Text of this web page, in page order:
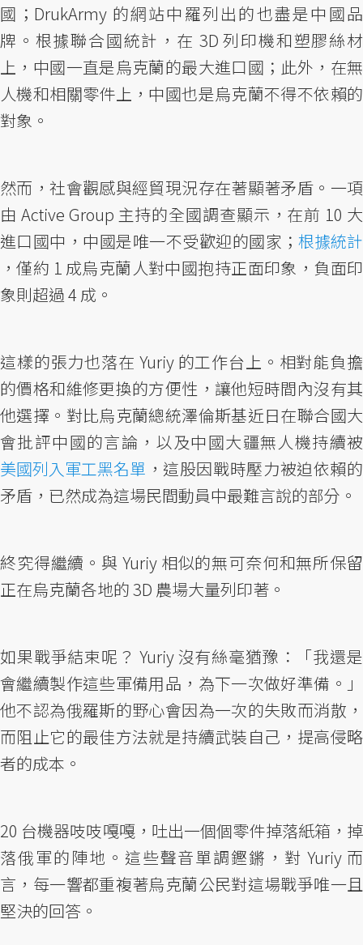
國；DrukArmy 的網站中羅列出的也盡是中國品
牌。根據聯合國統計，在 3D 列印機和塑膠絲材
上，中國一直是烏克蘭的最大進口國；此外，在無
人機和相關零件上，中國也是烏克蘭不得不依賴的
對象。
然而，社會觀感與經貿現況存在著顯著矛盾。一項
由 Active Group 主持的全國調查顯示，在前 10 大
進口國中，中國是唯一不受歡迎的國家； 根據統計
，僅約 1 成烏克蘭人對中國抱持正面印象，負面印
象則超過 4 成。
這樣的張力也落在 Yuriy 的工作台上。相對能負擔
的價格和維修更換的方便性，讓他短時間內沒有其
他選擇。對比烏克蘭總統澤倫斯基近日在聯合國大
會批評中國的言論，以及中國大疆無人機持續被
美國列入軍工黑名單 ，這股因戰時壓力被迫依賴的
矛盾，已然成為這場民間動員中最難言說的部分。
終究得繼續。與 Yuriy 相似的無可奈何和無所保留
正在烏克蘭各地的 3D 農場大量列印著。
如果戰爭結束呢？ Yuriy 沒有絲毫猶豫：「我還是
會繼續製作這些軍備用品，為下一次做好準備。」
他不認為俄羅斯的野心會因為一次的失敗而消散，
而阻止它的最佳方法就是持續武裝自己，提高侵略
者的成本。
20 台機器吱吱嘎嘎，吐出一個個零件掉落紙箱，掉
落俄軍的陣地。這些聲音單調鏗鏘，對 Yuriy 而
言，每一響都重複著烏克蘭公民對這場戰爭唯一且
堅決的回答。